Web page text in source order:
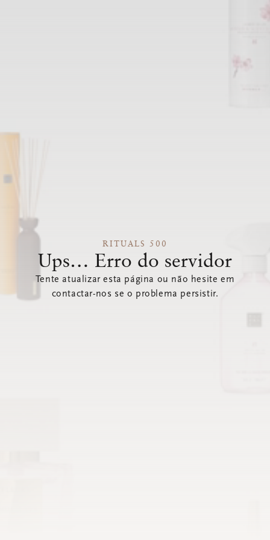
RITUALS 500
Ups… Erro do servidor
Tente atualizar esta página ou não hesite em
contactar-nos se o problema persistir.